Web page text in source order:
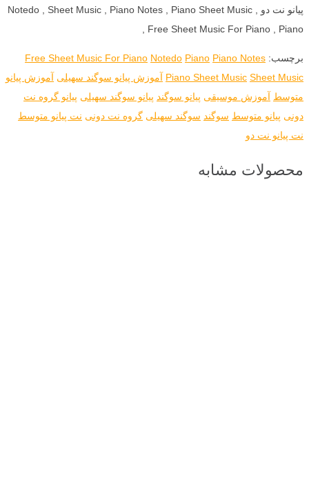
پیانو نت دو , Notedo , Sheet Music , Piano Notes , Piano Sheet Music
, Free Sheet Music For Piano , Piano
برچسب: Free Sheet Music For Piano Notedo Piano Piano Notes
Piano Sheet Music Sheet Music آموزش پیانو سوگند سهیلی آموزش پیانو
متوسط آموزش موسیقی پیانو سوگند پیانو سوگند سهیلی پیانو گروه نت
دونی پیانو متوسط سوگند سوگند سهیلی گروه نت دونی نت پیانو متوسط
نت پیانو نت دو
محصولات مشابه